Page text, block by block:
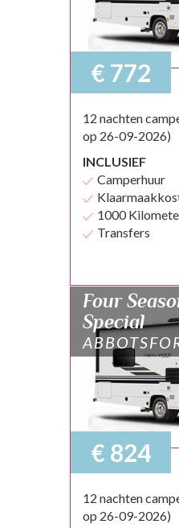
€ 772
12 nachten
op 26-09-2026)
INCLUSIEF
Camperhuur
1000
Transfers
Four
Special
€ 824
12 nachten
op 26-09-2026)